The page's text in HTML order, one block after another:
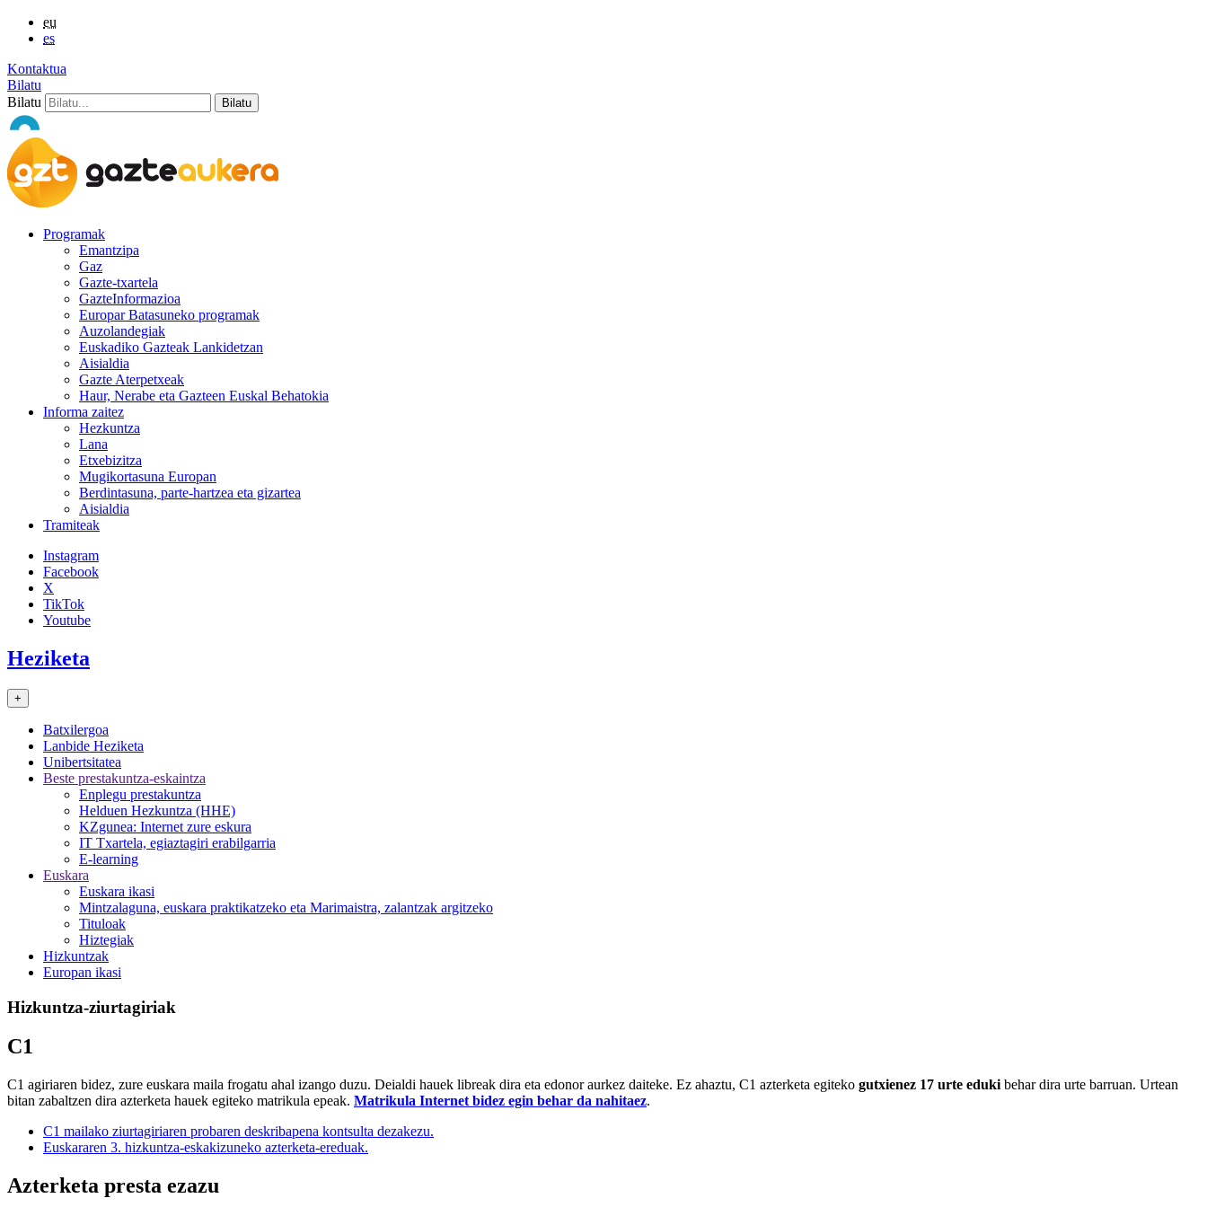
eu
es
Kontaktua
Bilatu
Bilatu
Programak
Emantzipa
Gaz
Gazte-txartela
GazteInformazioa
Europar Batasuneko programak
Auzolandegiak
Euskadiko Gazteak Lankidetzan
Aisialdia
Gazte Aterpetxeak
Haur, Nerabe eta Gazteen Euskal Behatokia
Informa zaitez
Hezkuntza
Lana
Etxebizitza
Mugikortasuna Europan
Berdintasuna, parte-hartzea eta gizartea
Aisialdia
Tramiteak
Instagram
Facebook
X
TikTok
Youtube
Heziketa
+
Batxilergoa
Lanbide Heziketa
Unibertsitatea
Beste prestakuntza-eskaintza
Enplegu prestakuntza
Helduen Hezkuntza (HHE)
KZgunea: Internet zure eskura
IT Txartela, egiaztagiri erabilgarria
E-learning
Euskara
Euskara ikasi
Mintzalaguna, euskara praktikatzeko eta Marimaistra, zalantzak argitzeko
Tituloak
Hiztegiak
Hizkuntzak
Europan ikasi
Hizkuntza-ziurtagiriak
C1
C1 agiriaren bidez, zure euskara maila frogatu ahal izango duzu. Deialdi hauek libreak dira eta edonor aurkez daiteke. Ez ahaztu, C1 azterketa egiteko gutxienez 17 urte eduki behar dira urte barruan. Urtean
bitan zabaltzen dira azterketa hauek egiteko matrikula epeak. Matrikula Internet bidez egin behar da nahitaez.
C1 mailako ziurtagiriaren probaren deskribapena kontsulta dezakezu.
Euskararen 3. hizkuntza-eskakizuneko azterketa-ereduak.
Azterketa presta ezazu